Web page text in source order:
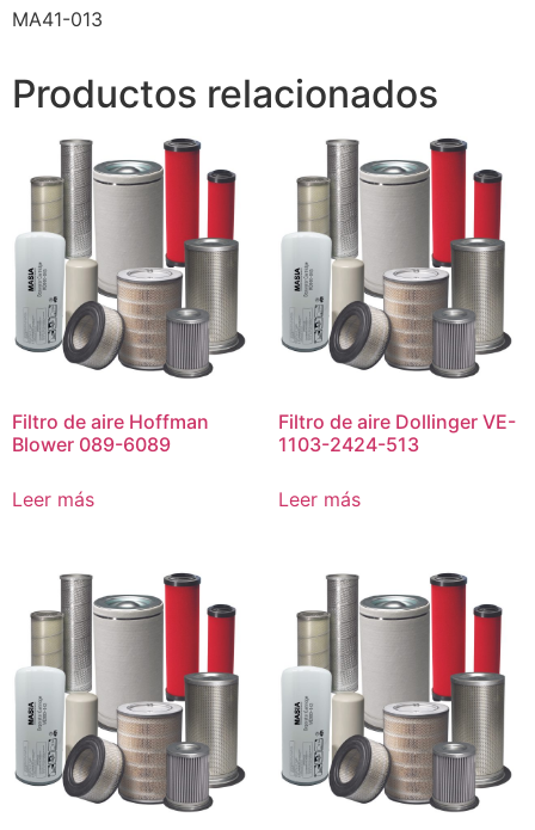
MA41-013
Productos relacionados
Filtro de aire Hoffman
Blower 089-6089
Leer más
Filtro de aire Dollinger VE-
1103-2424-513
Leer más